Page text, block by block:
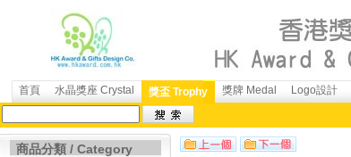
首頁 水晶獎座 Crystal 獎盃 Trophy 獎牌 Medal Logo設計
商品分類 / Category